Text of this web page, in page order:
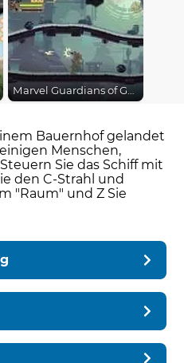
Marvel Guardians of Galaxy
Bauernhof gelandet
Menschen,
Sie das Schiff mit
den C-Strahl und
"Raum" und Z Sie